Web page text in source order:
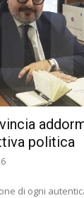
politica
di ogni